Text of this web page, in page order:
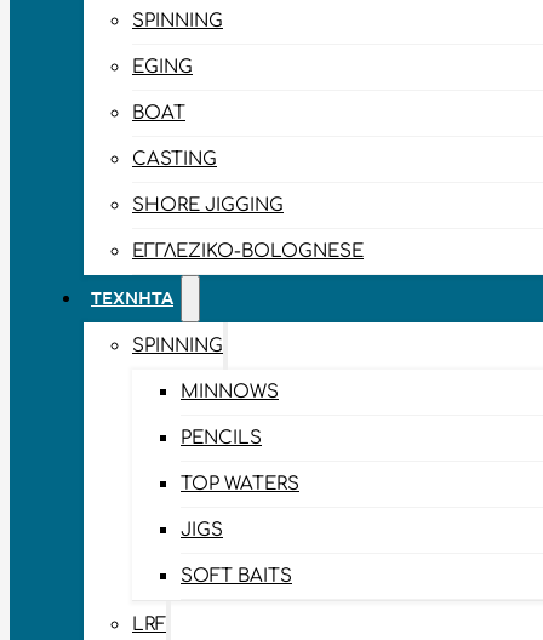
SPINNING
EGING
BOAT
CASTING
SHORE JIGGING
ΕΓΓΛΈΖΙΚΟ-BOLOGNESE
ΤΕΧΝΗΤΆ
SPINNING
MINNOWS
PENCILS
TOP WATERS
JIGS
SOFT BAITS
LRF